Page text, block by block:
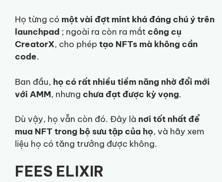
Họ từng có một vài đợt mint khá đáng chú ý trên
launchpad ; ngoài ra còn ra mắtcông cụ
CreatorX, cho phép tạo NFTs mà không cần
code.
Ban đầu, họ có rất nhiều tiềm năng nhờ đổi mới
với AMM, nhưng chưa đạt được kỳ vọng.
Dù vậy, họ vẫn còn đó. Đây là nơi tốt nhất để
mua NFT trong bộ sưu tập của họ, và hãy xem
liệu họ có tăng trưởng được không.
FEES ELIXIR